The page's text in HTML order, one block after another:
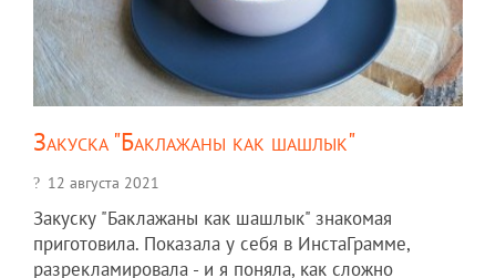
Закуска "Баклажаны как шашлык"
12 августа 2021
Закуску "Баклажаны как шашлык" знакомая
приготовила. Показала у себя в ИнстаГрамме,
разрекламировала - и я поняла, как сложно